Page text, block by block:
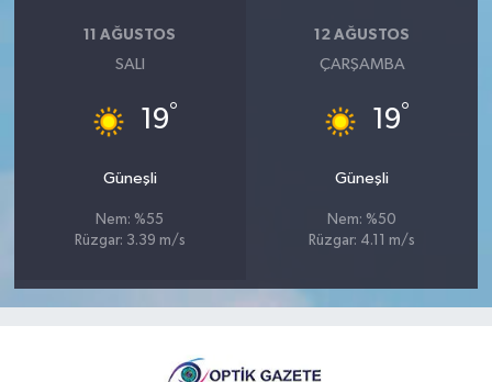
11 AĞUSTOS
SALI
19°
Güneşli
Nem: %55
Rüzgar: 3.39 m/s
12 AĞUSTOS
ÇARŞAMBA
19°
Güneşli
Nem: %50
Rüzgar: 4.11 m/s